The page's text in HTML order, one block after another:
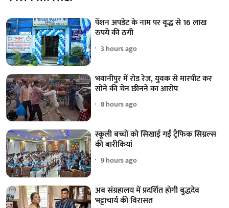
पेंशन अपडेट के नाम पर वृद्ध से 16 लाख
रुपये की ठगी
3 hours ago
भवानीपुर में रोड रेज, युवक से मारपीट कर
सोने की चेन छीनने का आरोप
8 hours ago
स्कूली बच्चों को सिखाई गईं ट्रैफिक सिग्नल्स
की बारीकियां
9 hours ago
अब संग्रहालय में प्रदर्शित होगी बुद्धदेव
भट्टाचार्य की विरासत